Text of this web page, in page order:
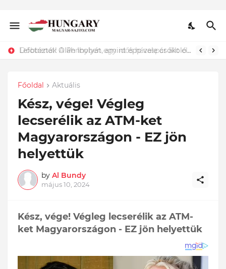
Lefotózták Oláh Ibolyát, amint épp vele csókolózik - EZT nem hiszed el, kinek a karjában kötött ki...ÍME
Főoldal Aktuális
Kész, vége! Végleg
lecserélik az ATM-ket
Magyarországon - EZ jön
helyettük
by Al Bundy
május 10, 2024
Kész, vége! Végleg lecserélik az ATM-
ket Magyarországon - EZ jön helyettük